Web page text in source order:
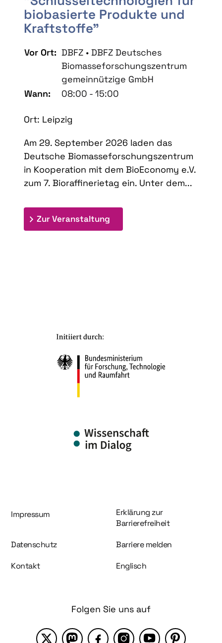
biobasierte Produkte und
Kraftstoffe"
Vor Ort: DBFZ • DBFZ Deutsches
Biomasseforschungszentrum
gemeinnützige GmbH
Wann:
08:00 - 15:00
Ort: Leipzig
Am 29. September 2026 laden das
Deutsche Biomasseforschungszentrum
in Kooperation mit dem BioEconomy e.V.
zum 7. Bioraffinerietag ein. Unter dem...
Zur Veranstaltung
Information und Service
Impressum
Erklärung zur
Barrierefreiheit
Datenschutz Barriere melden
Kontakt Englisch
Folgen Sie uns auf